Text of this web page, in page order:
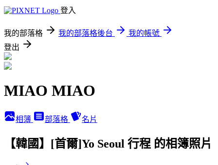
登入
我的部落格 我的部落格後台
我的帳號
登出
MIAO MIAO
相簿 部落格 名片
【韓國】[首爾]Yo Seoul 行程 的相簿照片